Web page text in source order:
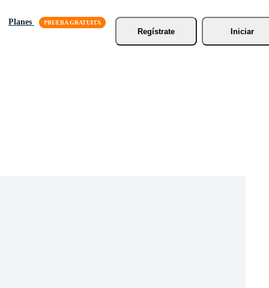
Planes
Regístrate
Iniciar